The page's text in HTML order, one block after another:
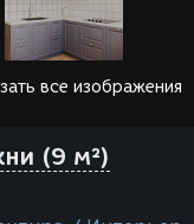
все изображения
(9 м²)